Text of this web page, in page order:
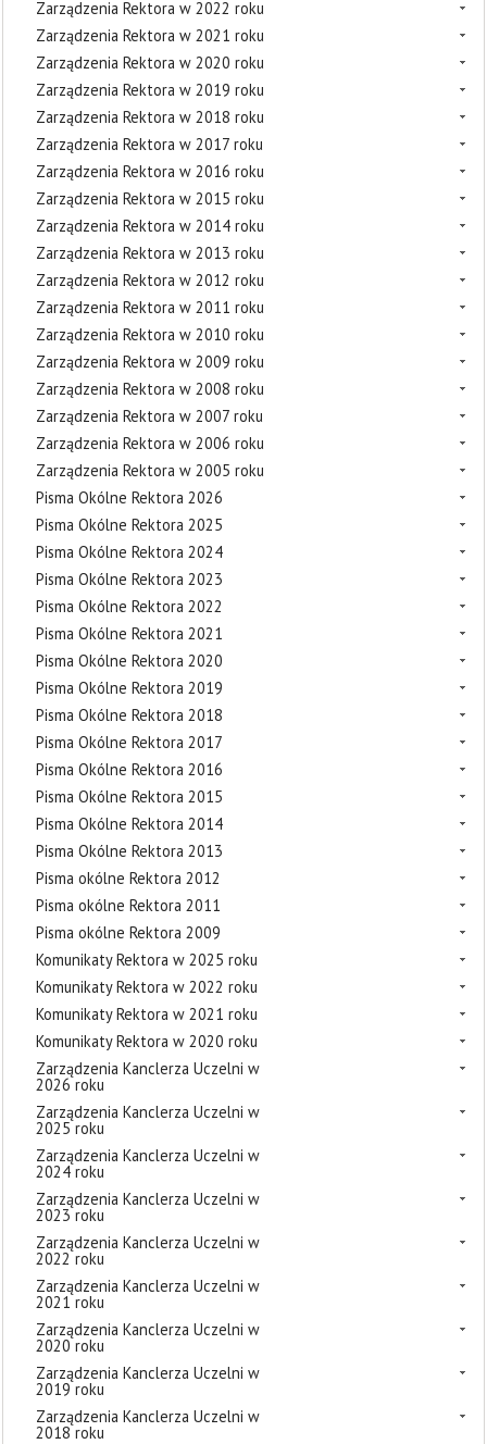
Zarządzenia Rektora w 2022 roku
Zarządzenia Rektora w 2021 roku
Zarządzenia Rektora w 2020 roku
Zarządzenia Rektora w 2019 roku
Zarządzenia Rektora w 2018 roku
Zarządzenia Rektora w 2017 roku
Zarządzenia Rektora w 2016 roku
Zarządzenia Rektora w 2015 roku
Zarządzenia Rektora w 2014 roku
Zarządzenia Rektora w 2013 roku
Zarządzenia Rektora w 2012 roku
Zarządzenia Rektora w 2011 roku
Zarządzenia Rektora w 2010 roku
Zarządzenia Rektora w 2009 roku
Zarządzenia Rektora w 2008 roku
Zarządzenia Rektora w 2007 roku
Zarządzenia Rektora w 2006 roku
Zarządzenia Rektora w 2005 roku
Pisma Okólne Rektora 2026
Pisma Okólne Rektora 2025
Pisma Okólne Rektora 2024
Pisma Okólne Rektora 2023
Pisma Okólne Rektora 2022
Pisma Okólne Rektora 2021
Pisma Okólne Rektora 2020
Pisma Okólne Rektora 2019
Pisma Okólne Rektora 2018
Pisma Okólne Rektora 2017
Pisma Okólne Rektora 2016
Pisma Okólne Rektora 2015
Pisma Okólne Rektora 2014
Pisma Okólne Rektora 2013
Pisma okólne Rektora 2012
Pisma okólne Rektora 2011
Pisma okólne Rektora 2009
Komunikaty Rektora w 2025 roku
Komunikaty Rektora w 2022 roku
Komunikaty Rektora w 2021 roku
Komunikaty Rektora w 2020 roku
Zarządzenia Kanclerza Uczelni w
2026 roku
Zarządzenia Kanclerza Uczelni w
2025 roku
Zarządzenia Kanclerza Uczelni w
2024 roku
Zarządzenia Kanclerza Uczelni w
2023 roku
Zarządzenia Kanclerza Uczelni w
2022 roku
Zarządzenia Kanclerza Uczelni w
2021 roku
Zarządzenia Kanclerza Uczelni w
2020 roku
Zarządzenia Kanclerza Uczelni w
2019 roku
Zarządzenia Kanclerza Uczelni w
2018 roku